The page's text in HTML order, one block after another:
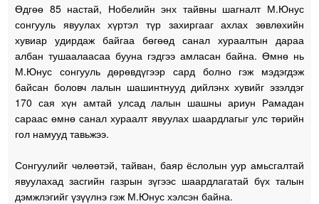
Өдгөө 85 настай, Нобелийн энх тайвны шагналт М.Юнус
сонгууль явуулах хүртэл түр захиргааг ахлах зөвлөхийн
хувиар удирдаж байгаа бөгөөд санал хураалтын дараа
албан тушаалаасаа бууна гэдгээ амласан байна. Өмнө нь
М.Юнус сонгууль дөрөвдүгээр сард болно гэж мэдэгдэж
байсан боловч лалын шашинтнууд дийлэнх хувийг эзэлдэг
170 сая хүн амтай улсад лалын шашны ариун Рамадан
сараас өмнө санал хураалт явуулах шаардлагыг улс төрийн
гол намууд тавьжээ.
Сонгуулийг чөлөөтэй, тайван, баяр ёслолын уур амьсгалтай
явуулахад засгийн газрын зүгээс шаардлагатай бүх талын
дэмжлэгийг үзүүлнэ гэж М.Юнус хэлсэн байна.